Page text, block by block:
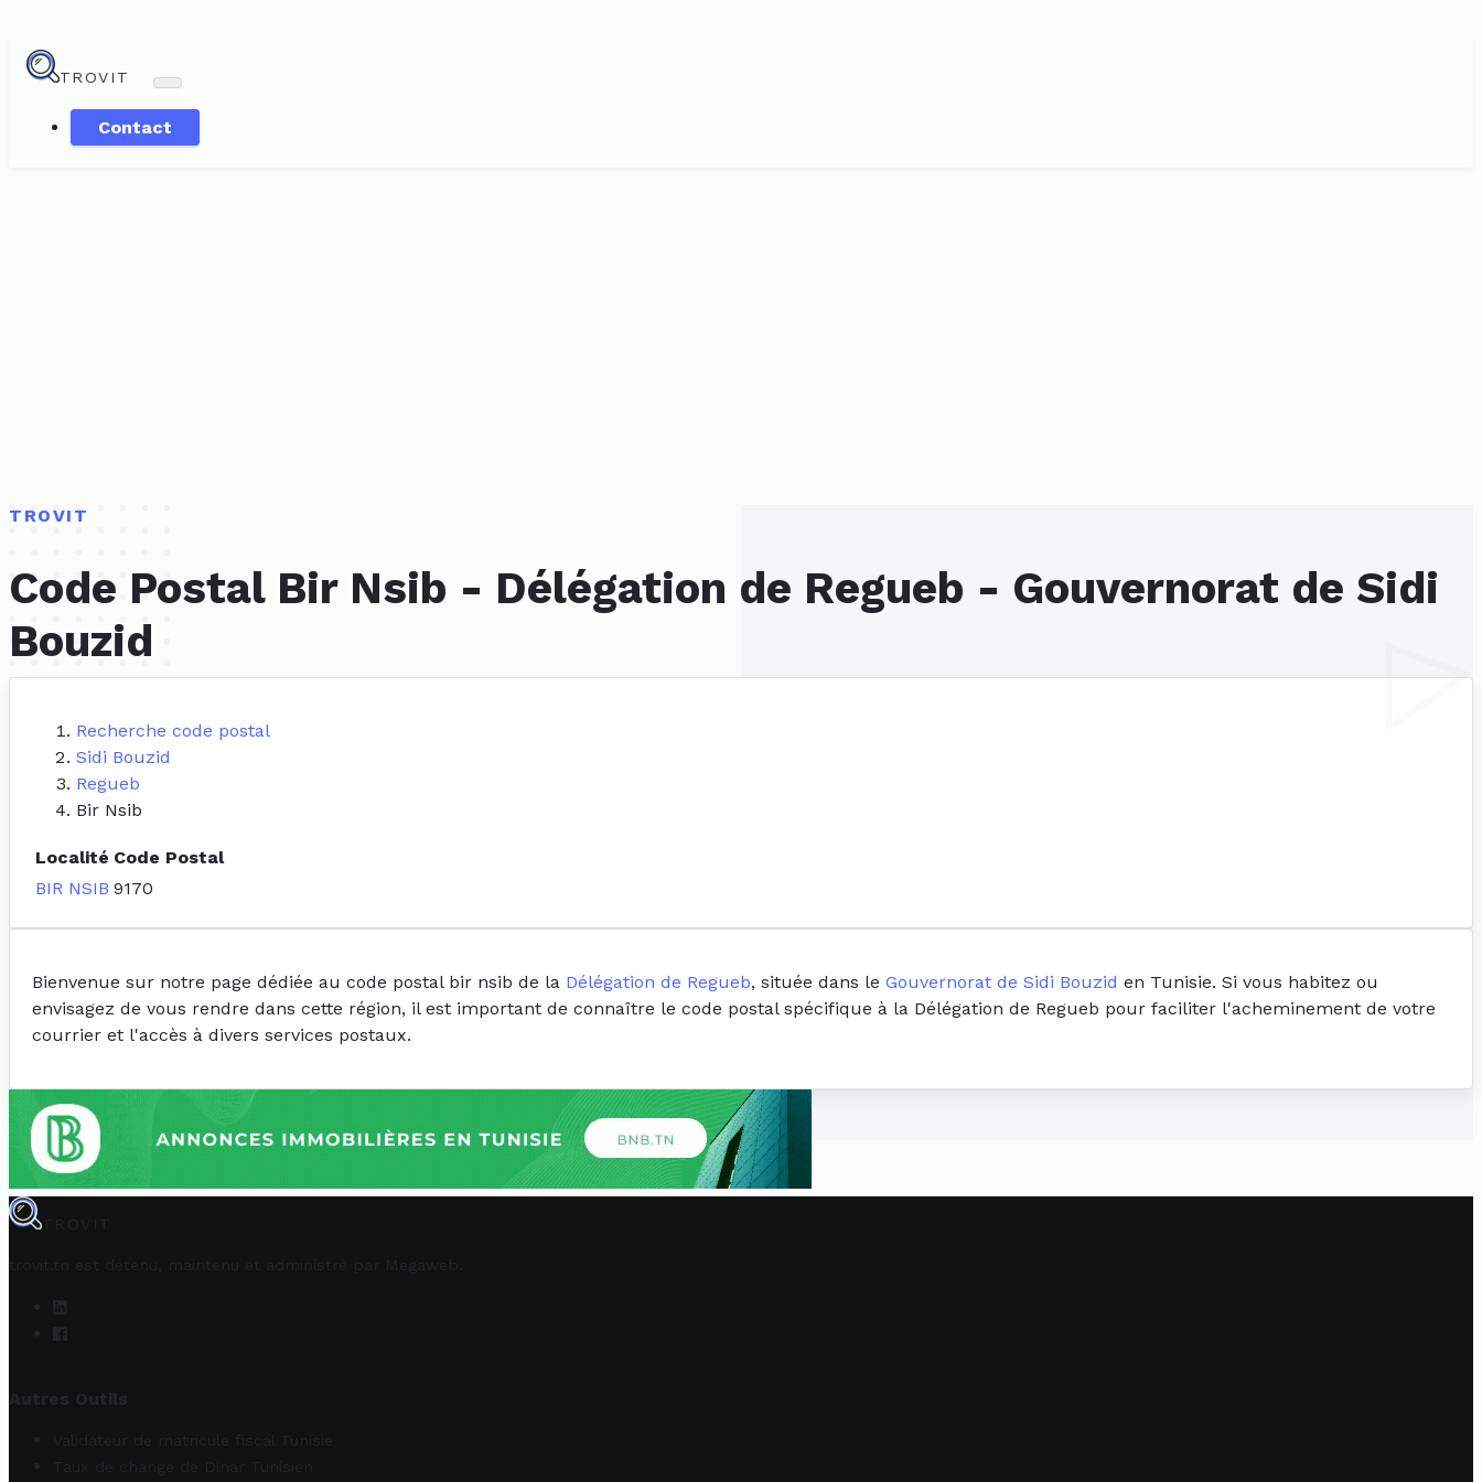
TROVIT
Contact
TROVIT
Code Postal Bir Nsib - Délégation de Regueb - Gouvernorat de Sidi
Bouzid
Recherche code postal
Sidi Bouzid
Regueb
Bir Nsib
Localité Code Postal
BIR NSIB 9170
Bienvenue sur notre page dédiée au code postal bir nsib de la Délégation de Regueb, située dans le Gouvernorat de Sidi Bouzid en Tunisie. Si vous habitez ou
envisagez de vous rendre dans cette région, il est important de connaître le code postal spécifique à la Délégation de Regueb pour faciliter l'acheminement de votre
courrier et l'accès à divers services postaux.
TROVIT
trovit.tn est détenu, maintenu et administré par Megaweb
Autres Outils
Validateur de matricule fiscal Tunisie
Taux de change de Dinar Tunisien